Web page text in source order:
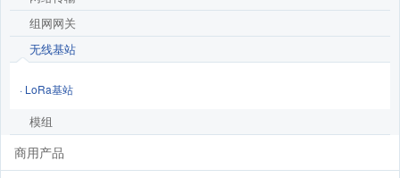
组网网关
无线基站
· LoRa基站
模组
商用产品